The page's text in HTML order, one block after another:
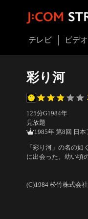
テレビ ビデオ
彩り河
125分G1984年
見放題
1985年 第8回 日
「彩り河」の名の
に出会った。幼い頃
(C)1984 松竹株式会社